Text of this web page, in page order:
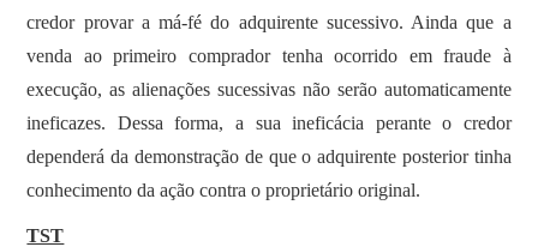
credor provar a má-fé do adquirente sucessivo. Ainda que a
venda ao primeiro comprador tenha ocorrido em fraude à
execução, as alienações sucessivas não serão automaticamente
ineficazes. Dessa forma, a sua ineficácia perante o credor
dependerá da demonstração de que o adquirente posterior tinha
conhecimento da ação contra o proprietário original.
TST